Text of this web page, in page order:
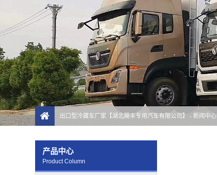
出口型冷藏车厂家【湖北飓丰专用汽车有限公司】 - 新闻中心
产品中心
Product Column